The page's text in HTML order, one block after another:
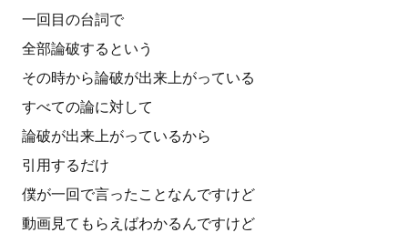
一回目の台詞で
全部論破するという
その時から論破が出来上がっている
すべての論に対して
論破が出来上がっているから
引用するだけ
僕が一回で言ったことなんですけど
動画見てもらえばわかるんですけど